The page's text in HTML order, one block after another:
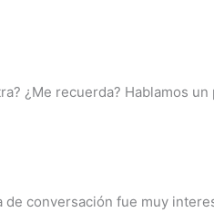
¿Me recuerda? Hablamos
conversación fue muy